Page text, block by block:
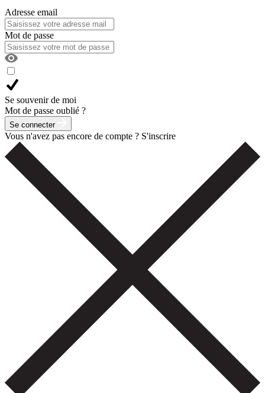
Adresse email
Mot de passe
Se souvenir de moi
Mot de passe oublié ?
Se connecter
Vous n'avez pas encore de compte ? S'inscrire